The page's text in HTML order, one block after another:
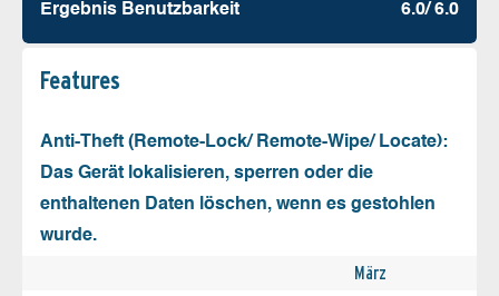
Ergebnis Benutz­barkeit 6.0/ 6.0
Features
Anti-Theft (Remote-Lock/ Remote-Wipe/ Locate):
Das Gerät lokalisieren, sperren oder die
enthaltenen Daten löschen, wenn es gestohlen
wurde.
März